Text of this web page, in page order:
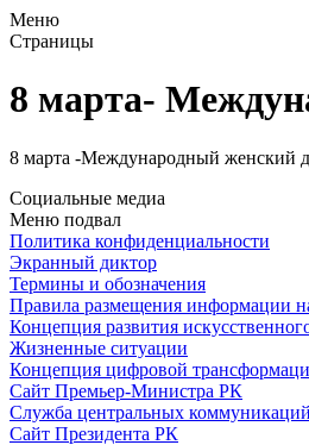
Меню
Страницы
8 марта-
8 марта -Международный женский
Социальные медиа
Меню подвал
Политика конфиденциальности
Экранный диктор
Термины и обозначения
Правила размещения информации
Концепция развития
Жизненные ситуации
Концепция цифровой
Сайт Премьер-Министра РК
Служба центральных
Сайт Президента РК